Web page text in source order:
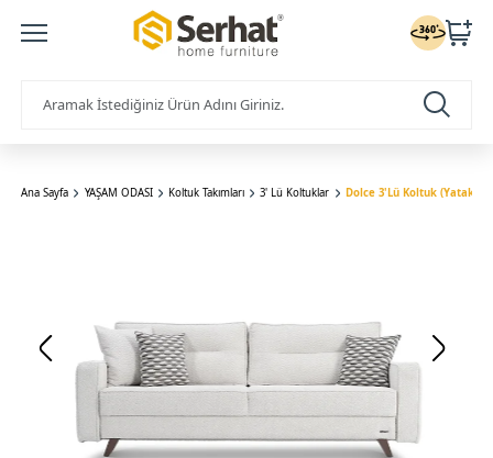
Ana Sayfa YAŞAM ODASI Koltuk Takımları 3' Lü Koltuklar Dolce 3'Lü Koltuk (Yataklı)